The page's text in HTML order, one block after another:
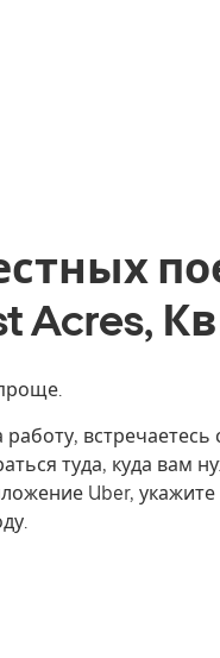
Acres,
туда, куда вам
Uber,